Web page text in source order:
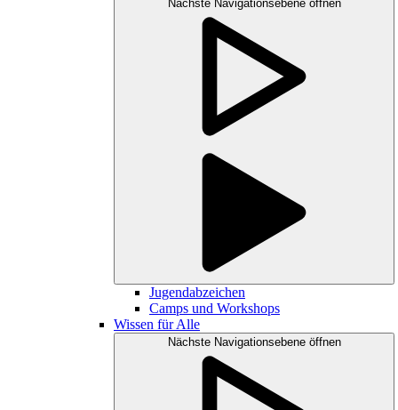
Nächste Navigationsebene öffnen
Jugendabzeichen
Camps und Workshops
Wissen für Alle
Nächste Navigationsebene öffnen